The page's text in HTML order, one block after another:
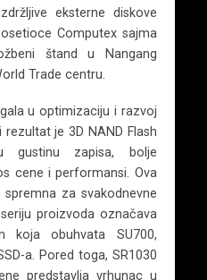
eksterne diskove
Computex sajma
štand u Nangang
Trade centru.
u optimizaciju i razvoj
rezultat je 3D NAND Flash
gustinu zapisa, bolje
cene i performansi. Ova
za svakodnevne
proizvoda označava
koja obuhvata SU700,
a. Pored toga, SR1030
predstavlja vrhunac u